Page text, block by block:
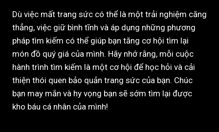
Dù việc mất trang sức có thể là một trải nghiệm căng
thẳng, việc giữ bình tĩnh và áp dụng những phương
pháp tìm kiếm có thể giúp bạn tăng cơ hội tìm lại
món đồ quý giá của mình. Hãy nhớ rằng, mỗi cuộc
hành trình tìm kiếm là một cơ hội để học hỏi và cải
thiện thói quen bảo quản trang sức của bạn. Chúc
bạn may mắn và hy vọng bạn sẽ sớm tìm lại được
kho báu cá nhân của mình!